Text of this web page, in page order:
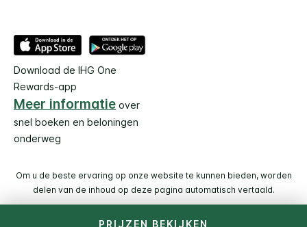
PRIJZEN BEKIJKEN
Download de IHG One
Rewards-app
Meer informatie over
snel boeken en beloningen
onderweg
Om u de beste ervaring op onze website te kunnen bieden, worden
delen van de inhoud op deze pagina automatisch vertaald.